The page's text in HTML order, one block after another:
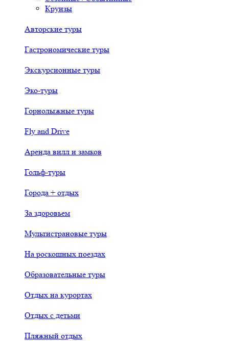
Круизы
Авторские туры
Гастрономические туры
Экскурсионные туры
Эко-туры
Горнолыжные туры
Fly and Drive
Аренда вилл и замков
Гольф-туры
Города + отдых
За здоровьем
Мультистрановые туры
На роскошных поездах
Образовательные туры
Отдых на курортах
Отдых с детьми
Пляжный отдых